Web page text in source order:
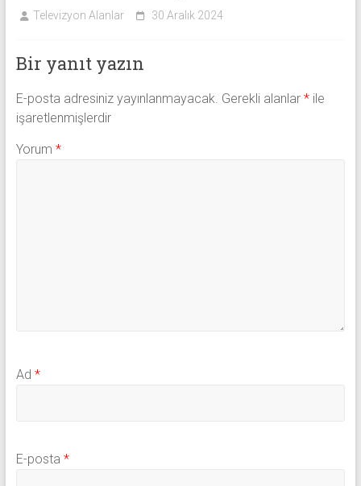
Televizyon Alanlar 30 Aralık 2024
Bir yanıt yazın
E-posta adresiniz yayınlanmayacak. Gerekli alanlar *ile
işaretlenmişlerdir
Yorum *
Ad *
E-posta *